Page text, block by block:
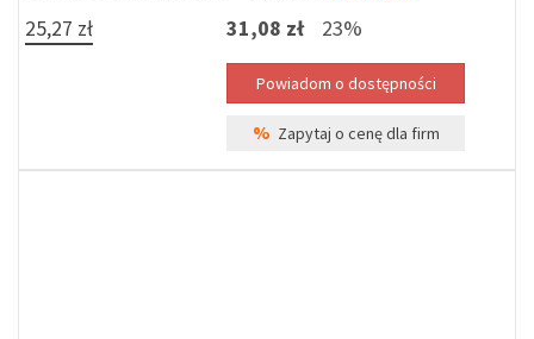
25,27 zł 31,08 zł 23%
% Zapytaj o cenę dla firm